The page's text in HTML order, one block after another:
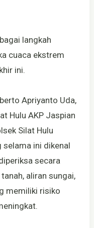
langkah
cuaca ekstrem
ini.
Apriyanto Uda,
Hulu AKP Jaspian
Silat Hulu
ini dikenal
secara
aliran sungai,
memiliki risiko